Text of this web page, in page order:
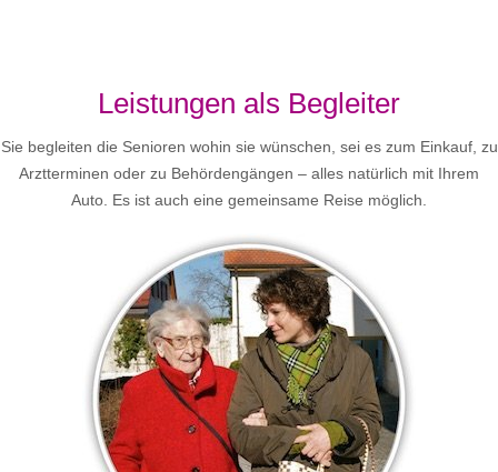
Leistungen als Begleiter
Sie begleiten die Senioren wohin sie wünschen, sei es zum Einkauf, zu
Arztterminen oder zu Behördengängen – alles natürlich mit Ihrem
Auto. Es ist auch eine gemeinsame Reise möglich.